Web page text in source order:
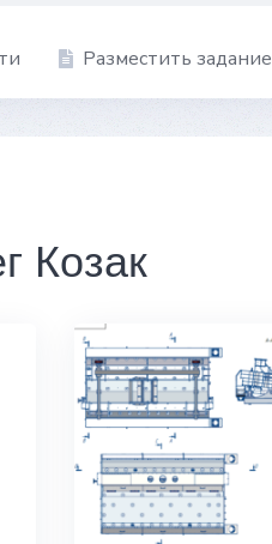
Разместить задание
Козак